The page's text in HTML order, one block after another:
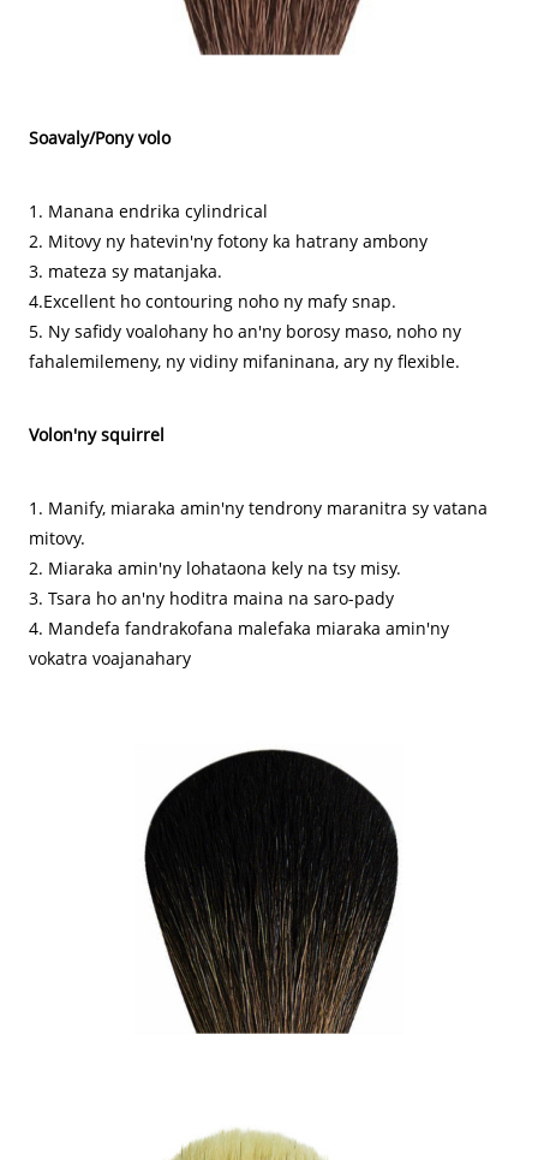
Soavaly/Pony volo
1. Manana endrika cylindrical
2. Mitovy ny hatevin'ny fotony ka hatrany ambony
3. mateza sy matanjaka.
4.Excellent ho contouring noho ny mafy snap.
5. Ny safidy voalohany ho an'ny borosy maso, noho ny
fahalemilemeny, ny vidiny mifaninana, ary ny flexible.
Volon'ny squirrel
1. Manify, miaraka amin'ny tendrony maranitra sy vatana
mitovy.
2. Miaraka amin'ny lohataona kely na tsy misy.
3. Tsara ho an'ny hoditra maina na saro-pady
4. Mandefa fandrakofana malefaka miaraka amin'ny
vokatra voajanahary